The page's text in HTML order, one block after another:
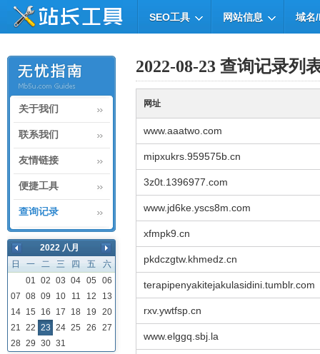
SEO工具 网站信息 域名
关于我们
联系我们
友情链接
便捷工具
查询记录
2022 八月
日
一 二 三 四 五
六
01 02 03 04 05
06
07 08 09 10 11 12
13
14
15 16 17 18 19
20
21 22 23 24 25 26
27
28 29 30 31
2022-08-23 查询记录列
网址
www.aaatwo.com
mipxukrs.959575b.cn
3z0t.1396977.com
www.jd6ke.yscs8m.com
xfmpk9.cn
pkdczgtw.khmedz.cn
terapipenyakitejakulasidini.tumblr.com
rxv.ywtfsp.cn
www.elggq.sbj.la